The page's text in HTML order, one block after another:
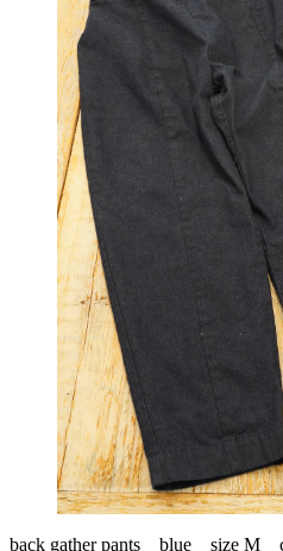
back gather pants blue size M